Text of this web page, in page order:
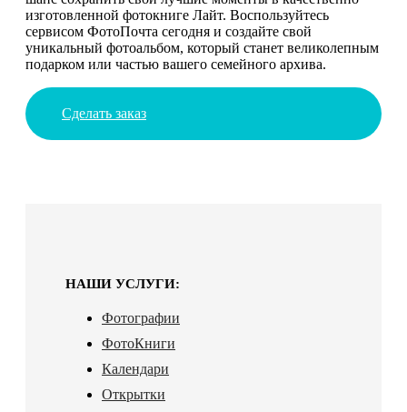
изготовленной фотокниге Лайт. Воспользуйтесь
сервисом ФотоПочта сегодня и создайте свой
уникальный фотоальбом, который станет великолепным
подарком или частью вашего семейного архива.
Сделать заказ
НАШИ УСЛУГИ:
Фотографии
ФотоКниги
Календари
Открытки